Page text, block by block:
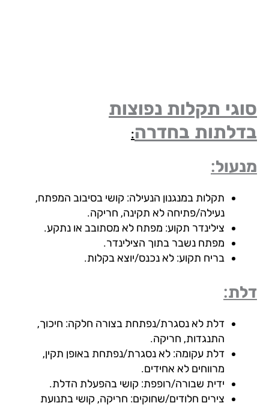
תקלות נפוצות
בחדרה:
תקלות במנגנון הנעילה: קושי בסיבוב המפתח,
נעילה/פתיחה לא תקינה, חריקה.
צילינדר תקוע: מפתח לא מסתובב או נתקע.
מפתח נשבר בתוך הצילינדר.
בריח תקוע: לא נכנס/יוצא בקלות.
דלת לא נסגרת/נפתחת בצורה חלקה: חיכוך,
התנגדות, חריקה.
דלת עקומה: לא נסגרת/נפתחת באופן תקין,
מרווחים לא אחידים.
ידית שבורה/רופפת: קושי בהפעלת הדלת.
צירים חלודים/שחוקים: חריקה, קושי בתנועת